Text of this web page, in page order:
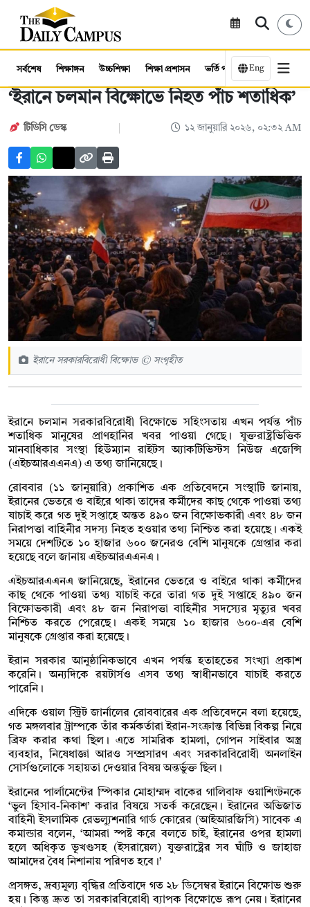
সর্বশেষ শিক্ষাঙ্গন উচ্চশিক্ষা শিক্ষা প্রশাসন ভর্তি পরীক্ষা কর্মসংস্থান
Eng
‘ইরানে চলমান বিক্ষোভে নিহত পাঁচ শতাধিক’
টিডিসি ডেস্ক ১২ জানুয়ারি ২০২৬, ০২:৩২ AM
ইরানে সরকারবিরোধী বিক্ষোভ © সংগৃহীত
ইরানে চলমান সরকারবিরোধী বিক্ষোভে সহিংসতায় এখন পর্যন্ত পাঁচ
শতাধিক মানুষের প্রাণহানির খবর পাওয়া গেছে। যুক্তরাষ্ট্রভিত্তিক
মানবাধিকার সংস্থা হিউম্যান রাইটস অ্যাকটিভিস্টস নিউজ এজেন্সি
(এইচআরএএনএ) এ তথ্য জানিয়েছে।
রোববার (১১ জানুয়ারি) প্রকাশিত এক প্রতিবেদনে সংস্থাটি জানায়,
ইরানের ভেতরে ও বাইরে থাকা তাদের কর্মীদের কাছ থেকে পাওয়া তথ্য
যাচাই করে গত দুই সপ্তাহে অন্তত ৪৯০ জন বিক্ষোভকারী এবং ৪৮ জন
নিরাপত্তা বাহিনীর সদস্য নিহত হওয়ার তথ্য নিশ্চিত করা হয়েছে। একই
সময়ে দেশটিতে ১০ হাজার ৬০০ জনেরও বেশি মানুষকে গ্রেপ্তার করা
হয়েছে বলে জানায় এইচআরএএনএ।
এইচআরএএনএ জানিয়েছে, ইরানের ভেতরে ও বাইরে থাকা কর্মীদের
কাছ থেকে পাওয়া তথ্য যাচাই করে তারা গত দুই সপ্তাহে ৪৯০ জন
বিক্ষোভকারী এবং ৪৮ জন নিরাপত্তা বাহিনীর সদস্যের মৃত্যুর খবর
নিশ্চিত করতে পেরেছে। একই সময়ে ১০ হাজার ৬০০-এর বেশি
মানুষকে গ্রেপ্তার করা হয়েছে।
ইরান সরকার আনুষ্ঠানিকভাবে এখন পর্যন্ত হতাহতের সংখ্যা প্রকাশ
করেনি। অন্যদিকে রয়টার্সও এসব তথ্য স্বাধীনভাবে যাচাই করতে
পারেনি।
এদিকে ওয়াল স্ট্রিট জার্নালের রোববারের এক প্রতিবেদনে বলা হয়েছে,
গত মঙ্গলবার ট্রাম্পকে তাঁর কর্মকর্তারা ইরান-সংক্রান্ত বিভিন্ন বিকল্প নিয়ে
ব্রিফ করার কথা ছিল। এতে সামরিক হামলা, গোপন সাইবার অস্ত্র
ব্যবহার, নিষেধাজ্ঞা আরও সম্প্রসারণ এবং সরকারবিরোধী অনলাইন
সোর্সগুলোকে সহায়তা দেওয়ার বিষয় অন্তর্ভুক্ত ছিল।
ইরানের পার্লামেন্টের স্পিকার মোহাম্মদ বাকের গালিবাফ ওয়াশিংটনকে
‘ভুল হিসাব-নিকাশ’ করার বিষয়ে সতর্ক করেছেন। ইরানের অভিজাত
বাহিনী ইসলামিক রেভল্যুশনারি গার্ড কোরের (আইআরজিসি) সাবেক এ
কমান্ডার বলেন, ‘আমরা স্পষ্ট করে বলতে চাই, ইরানের ওপর হামলা
হলে অধিকৃত ভূখণ্ডসহ (ইসরায়েল) যুক্তরাষ্ট্রের সব ঘাঁটি ও জাহাজ
আমাদের বৈধ নিশানায় পরিণত হবে।’
প্রসঙ্গত, দ্রব্যমূল্য বৃদ্ধির প্রতিবাদে গত ২৮ ডিসেম্বর ইরানে বিক্ষোভ শুরু
হয়। কিন্তু দ্রুত তা সরকারবিরোধী ব্যাপক বিক্ষোভে রূপ নেয়। ইরানের